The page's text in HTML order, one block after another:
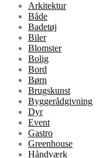
Arkitektur
Både
Badetøj
Biler
Blomster
Bolig
Bord
Børn
Brugskunst
Byggerådgivning
Dyr
Event
Gastro
Greenhouse
Håndværk